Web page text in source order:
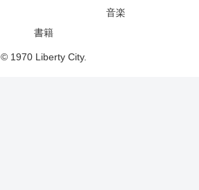
音楽
書籍
© 1970 Liberty City.